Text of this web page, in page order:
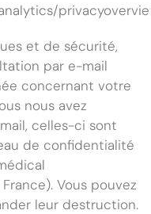
et de sécurité,
par e-mail
concernant votre
nous avez
celles-ci sont
de confidentialité
Vous pouvez
leur destruction.